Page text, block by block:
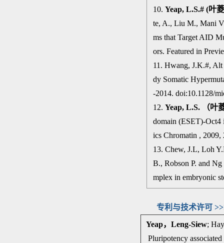
10. Yeap, L.S.# (叶
te, A., Liu M., Mani
ms that Target AID
ors. Featured in
11. Hwang, J.K.#,
dy Somatic
-2014. doi:10.1128/
12. Yeap, L.S.
（叶
domain (ESET)-Oct4
ics Chromatin ,
13. Chew, J.L, Loh
B., Robson P. and
mplex in embryonic
专利与技术许可
Yeap， Leng-Siew;
Pluripotency